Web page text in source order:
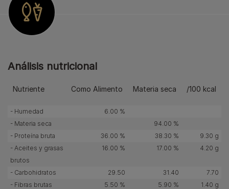
Análisis nutricional
Nutriente Como Alimento Materia seca /100 kcal
- Humedad
6.00 %
- Materia seca
94.00 %
- Proteína bruta
36.00 % 38.30 %
9.30 g
- Aceites y grasas
brutos
16.00 % 17.00 % 4.20 g
- Carbohidratos 29.50 31.40
7.70
- Fibras brutas
5.50 % 5.90 %
1.40 g